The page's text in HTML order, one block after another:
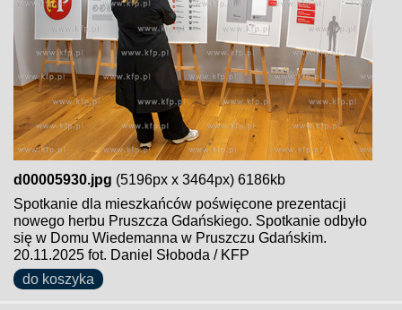
d00005930.jpg (5196px x 3464px) 6186kb
Spotkanie dla mieszkańców poświęcone prezentacji
nowego herbu Pruszcza Gdańskiego. Spotkanie odbyło
się w Domu Wiedemanna w Pruszczu Gdańskim.
20.11.2025 fot. Daniel Słoboda / KFP
do koszyka